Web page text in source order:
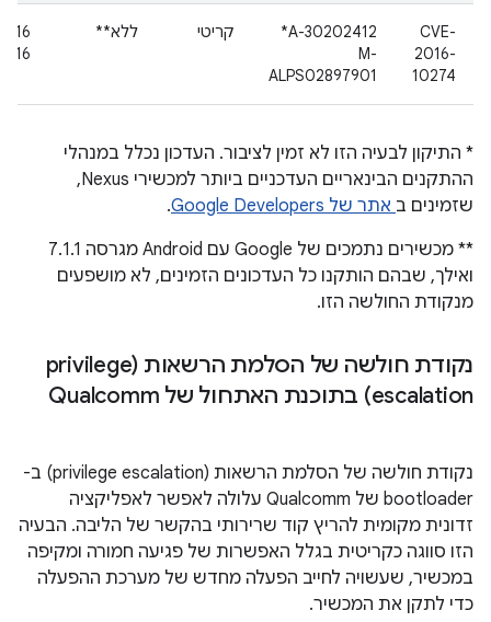
CVE-
2016-
10274
A-30202412*
M-
ALPS02897901
קריטי ללא**
* התיקון לבעיה הזו לא זמין לציבור. העדכון נכלל במנהלי
ההתקנים הבינאריים העדכניים ביותר למכשירי Nexus,
שזמינים ב אתר של Google Developers
.
** מכשירים נתמכים של Google עם Android מגרסה 7.1.1
ואילך, שבהם הותקנו כל העדכונים הזמינים, לא מושפעים
מנקודת החולשה הזו.
נקודת חולשה של הסלמת הרשאות (privilege
escalation) בתוכנת האתחול של Qualcomm
נקודת חולשה של הסלמת הרשאות (privilege escalation) ב-
bootloader של Qualcomm עלולה לאפשר לאפליקציה
זדונית מקומית להריץ קוד שרירותי בהקשר של הליבה. הבעיה
הזו סווגה כקריטית בגלל האפשרות של פגיעה חמורה ומקיפה
במכשיר, שעשויה לחייב הפעלה מחדש של מערכת ההפעלה
כדי לתקן את המכשיר.